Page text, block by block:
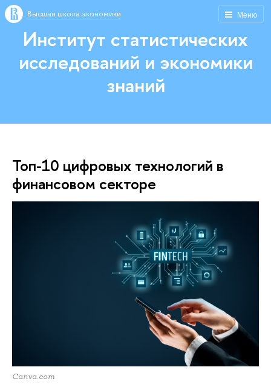
Меню
Высшая школа экономики
Институт статистических
исследований и экономики
знаний
Топ-10 цифровых технологий в
финансовом секторе
Canva.com